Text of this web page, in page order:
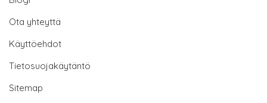
Ota yhteyttä
Käyttöehdot
Tietosuojakäytäntö
Sitemap